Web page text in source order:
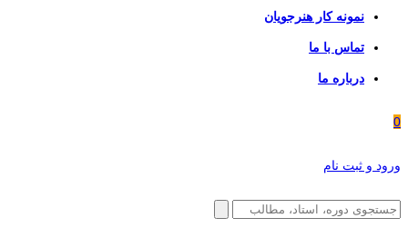
نمونه کار هنرجویان
تماس با ما
درباره ما
0
ورود و ثبت نام